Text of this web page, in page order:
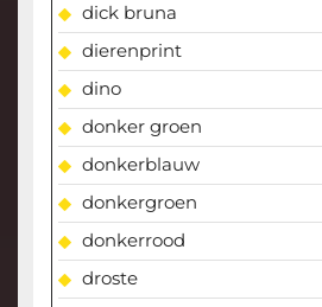
dick bruna
dierenprint
dino
donker groen
donkerblauw
donkergroen
donkerrood
droste